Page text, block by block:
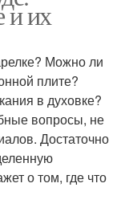
и их
Можно ли
плите?
в духовке?
вопросы, не
Достаточно
о том, где что